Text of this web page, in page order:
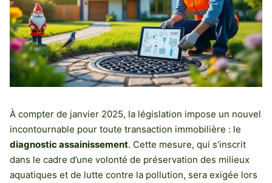
À compter de janvier 2025, la législation impose un nouvel
incontournable pour toute transaction immobilière : le
diagnostic assainissement. Cette mesure, qui s’inscrit
dans le cadre d’une volonté de préservation des milieux
aquatiques et de lutte contre la pollution, sera exigée lors